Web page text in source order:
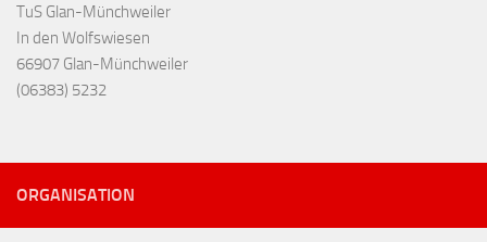
TuS Glan-Münchweiler
In den Wolfswiesen
66907 Glan-Münchweiler
(06383) 5232
ORGANISATION